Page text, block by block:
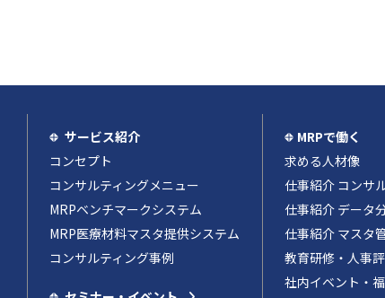
サービス紹介
コンセプト
コンサルティングメニュー
MRPベンチマークシステム
MRP医療材料マスタ提供システム
コンサルティング事例
MRPで働く
求める人材像
仕事紹介 コンサ
仕事紹介 データ
仕事紹介 マスタ
教育研修・人事
社内イベント・